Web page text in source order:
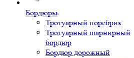
Бордюры
Тротуарный поребрик
Тротуарный шарнирный
бордюр
Бордюр дорожный